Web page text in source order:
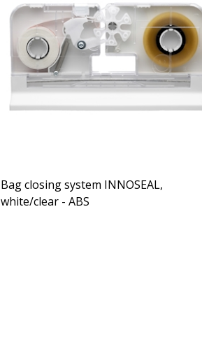
Bag closing system INNOSEAL,
white/clear - ABS